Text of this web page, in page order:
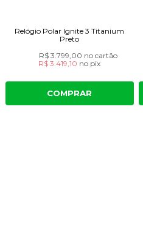
Relógio Polar Ignite 3 Titanium
Preto
R$ 3.799,00 no cartão
R$ 3.419,10 no pix
COMPRAR